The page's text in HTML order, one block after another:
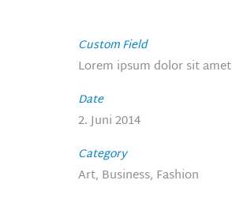
Custom Field
Lorem ipsum dolor sit amet
Date
2. Juni 2014
Category
Art, Business, Fashion